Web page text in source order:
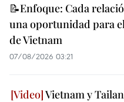
📝Enfoque: Cada
una oportunidad para
de Vietnam
07/08/2026 03:21
Vietnam y